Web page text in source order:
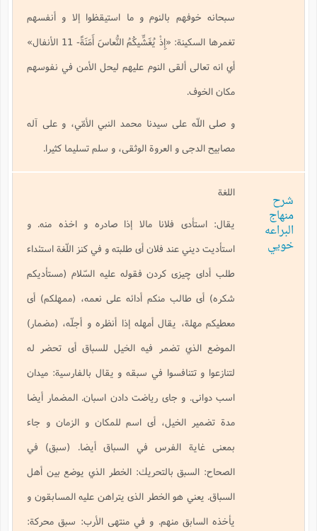
سبحانه خوفهم بالنوم و ما استيقظوا إلا و أنفسهم
تغمرها السكينة:«إِذْ يُغَشِّيكُمُ النُّعاسَ أَمَنَةً
- 11 الأنفال»
أي انه تعالى ألقى النوم عليهم ليحل الأمن في نفوسهم
مكان الخوف.
و صلى اللّه على سيدنا محمد النبي الأمّي، و على آله
مصابيح الدجى و العروة الوثقى، و سلم تسليما كثيرا.
شرح
منهاج
البراعه
خويي
اللغة
يقال: استأدى فلانا مالا إذا صادره و اخذه منه. و
استأديت ديني عند فلان أى طلبته و في كنز اللّغة استئداء
طلب أداى چيزى كردن فقوله عليه السّلام (مستأديكم
شكره) أى طالب منكم أدائه على نعمه، (ممهلكم) أى
معطيكم مهلة، يقال أمهله إذا أنظره و أجلّه، (مضمار)
الموضع الذي تضمر فيه الخيل للسباق أى تحضر له
لتنازعوا و تتنافسوا في سبقه و يقال بالفارسية: ميدان
اسب دوانى. و جاى رياضت دادن اسبان. المضمار أيضا
مدة تضمير الخيل، أى اسم للمكان و الزمان و جاء
بمعنى غاية الفرس في السباق أيضا. (سبق) في
الصحاح: السبق بالتحريك: الخطر الذي يوضع بين أهل
السباق. يعني هو الخطر الذى يتراهن عليه المسابقون و
يأخذه السابق منهم. و في منتهى الأرب: سبق محركة: